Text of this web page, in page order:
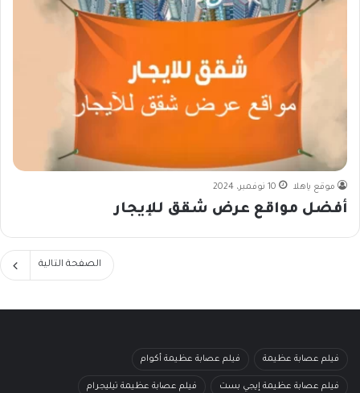
موقع ياهلا 10 نوفمبر، 2024
أفضل مواقع عرض شقق للإيجار
الصفحة التالية
فيلم عصابة عظيمة فيلم عصابة عظيمة أكوام
فيلم عصابة عظيمة إيجي بست فيلم عصابة عظيمة تيليجرام